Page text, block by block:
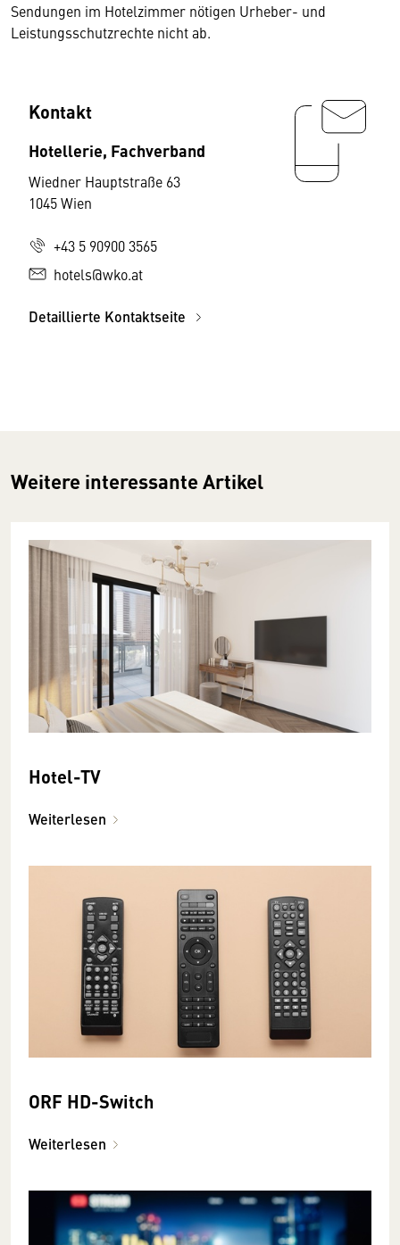
Sendungen im Hotelzimmer nötigen Urheber- und
Leistungsschutzrechte nicht ab.
Kontakt
Hotellerie, Fachverband
Wiedner Hauptstraße 63
1045 Wien
+43 5 90900 3565
hotels@wko.at
Detaillierte Kontaktseite
Weitere interessante Artikel
Hotel-TV
Weiterlesen
ORF HD-Switch
Weiterlesen